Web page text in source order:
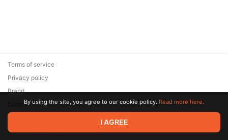
© 2026 Zaya Solutions Limited. All rights reserved. All trademarks
are the property of their respective owners.
Terms of service
Privacy policy
Brand
SupportBy using the site, you agree to our cookie policy. Read more here.
I AGREE